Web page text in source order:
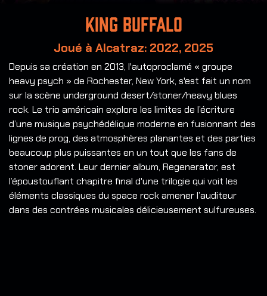
King Buffalo
Joué à Alcatraz: 2022, 2025
Depuis sa création en 2013, l'autoproclamé « groupe
heavy psych » de Rochester, New York, s'est fait un nom
sur la scène underground desert/stoner/heavy blues
rock. Le trio américain explore les limites de l’écriture
d’une musique psychédélique moderne en fusionnant des
lignes de prog, des atmosphères planantes et des parties
beaucoup plus puissantes en un tout que les fans de
stoner adorent. Leur dernier album, Regenerator, est
l’époustouflant chapitre final d'une trilogie qui voit les
éléments classiques du space rock amener l’auditeur
dans des contrées musicales délicieusement sulfureuses.